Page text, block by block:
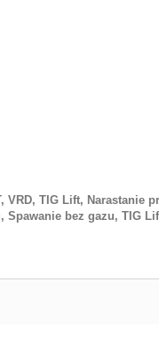
VRD, TIG Lift, Narastanie
Spawanie bez gazu, TIG